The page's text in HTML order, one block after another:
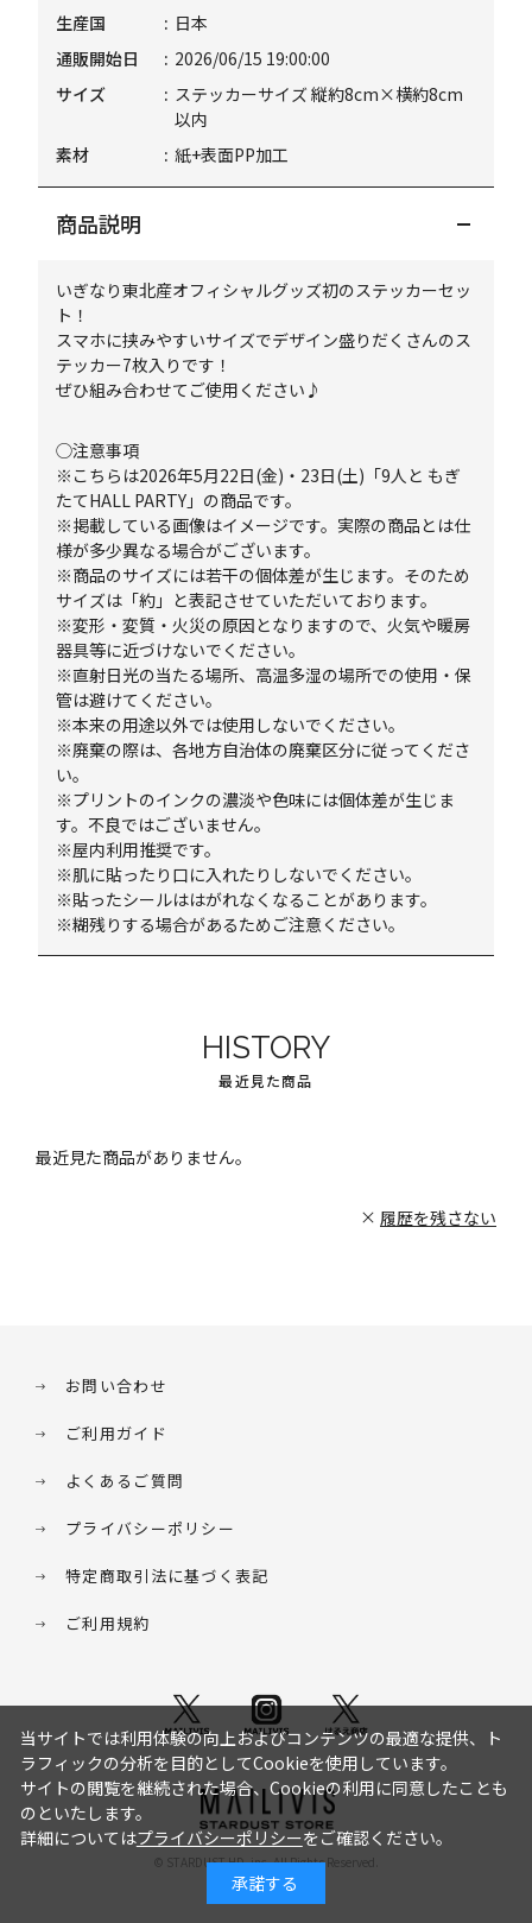
生産国
日本
通販開始日
2026/06/15 19:00:00
サイズ
ステッカーサイズ 縦約8cm×横約8cm
以内
素材
紙+表面PP加工
商品説明
いぎなり東北産オフィシャルグッズ初のステッカーセッ
ト！
スマホに挟みやすいサイズでデザイン盛りだくさんのス
テッカー7枚入りです！
ぜひ組み合わせてご使用ください♪
◯注意事項
※こちらは2026年5月22日(金)・23日(土)「9人と もぎ
たてHALL PARTY」の商品です。
※掲載している画像はイメージです。実際の商品とは仕
様が多少異なる場合がございます。
※商品のサイズには若干の個体差が生じます。そのため
サイズは「約」と表記させていただいております。
※変形・変質・火災の原因となりますので、火気や暖房
器具等に近づけないでください。
※直射日光の当たる場所、高温多湿の場所での使用・保
管は避けてください。
※本来の用途以外では使用しないでください。
※廃棄の際は、各地方自治体の廃棄区分に従ってくださ
い。
※プリントのインクの濃淡や色味には個体差が生じま
す。不良ではございません。
※屋内利用推奨です。
※肌に貼ったり口に入れたりしないでください。
※貼ったシールははがれなくなることがあります。
※糊残りする場合があるためご注意ください。
HISTORY
最近見た商品
最近見た商品がありません。
履歴を残さない
お問い合わせ
ご利用ガイド
よくあるご質問
プライバシーポリシー
特定商取引法に基づく表記
ご利用規約
© STARDUST HD. inc. All Rights Reserved.
当サイトでは利用体験の向上およびコンテンツの最適な提供、ト
ラフィックの分析を目的としてCookieを使用しています。
サイトの閲覧を継続された場合、Cookieの利用に同意したことも
のといたします。
詳細についてはプライバシーポリシーをご確認ください。
承諾する